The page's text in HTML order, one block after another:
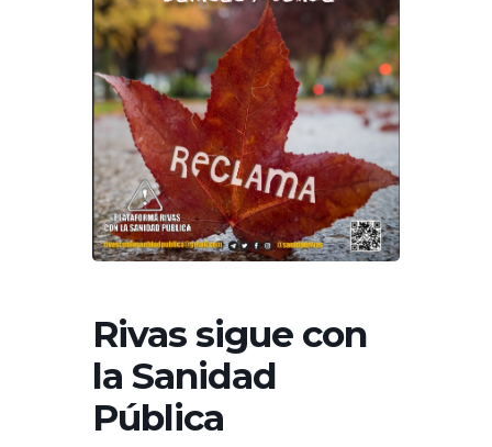
Rivas sigue con
la Sanidad
Pública